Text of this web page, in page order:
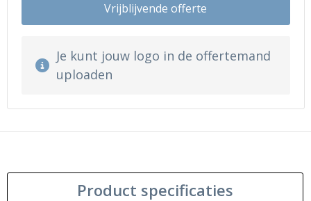
Vrijblijvende offerte
Je kunt jouw logo in de offertemand
uploaden
Product specificaties